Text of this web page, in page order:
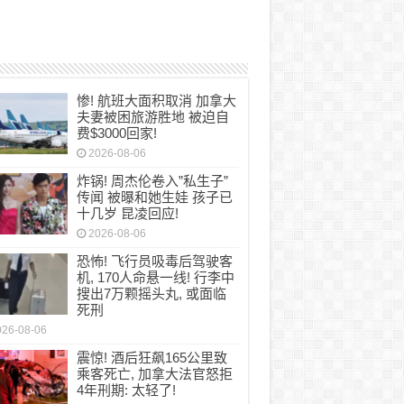
惨! 航班大面积取消 加拿大
夫妻被困旅游胜地 被迫自
费$3000回家!
2026-08-06
炸锅! 周杰伦卷入”私生子”
传闻 被曝和她生娃 孩子已
十几岁 昆凌回应!
2026-08-06
恐怖! 飞行员吸毒后驾驶客
机, 170人命悬一线! 行李中
搜出7万颗摇头丸, 或面临
死刑
08-06
震惊! 酒后狂飙165公里致
乘客死亡, 加拿大法官怒拒
4年刑期: 太轻了!